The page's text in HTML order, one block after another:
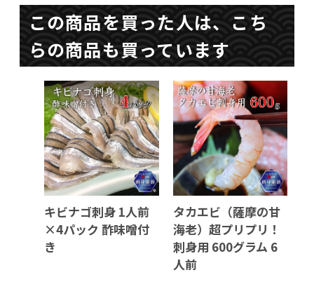
この商品を買った人は、こち
らの商品も買っています
キビナゴ刺身 1人前
×4パック 酢味噌付
き
タカエビ（薩摩の甘
海老）超プリプリ！
刺身用 600グラム 6
人前